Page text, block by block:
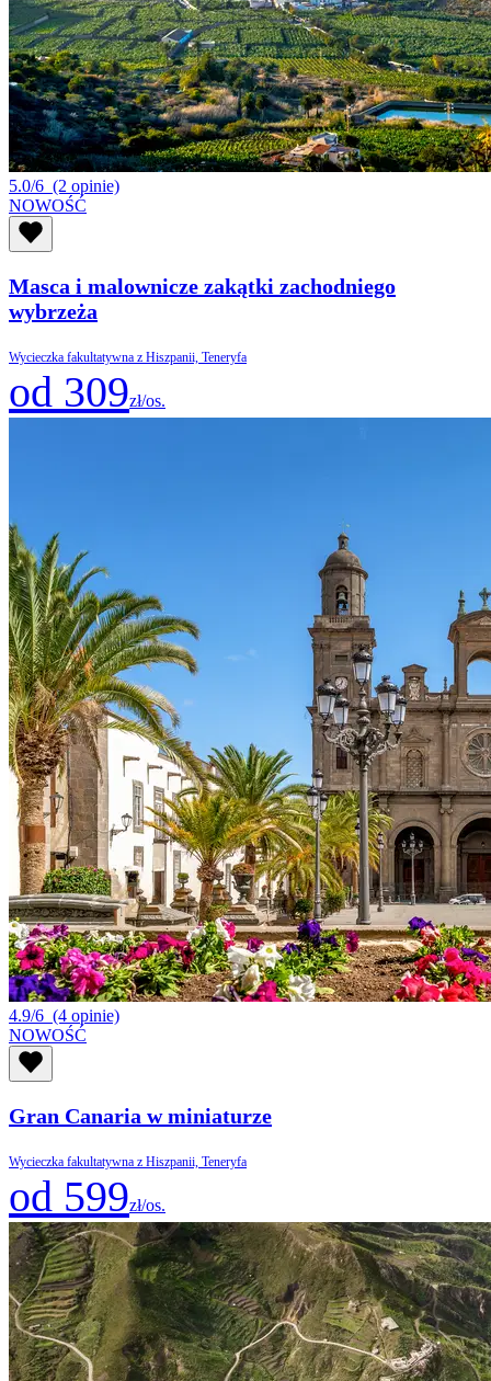
5.0/6 (2 opinie)
NOWOŚĆ
Masca i malownicze zakątki zachodniego
wybrzeża
Wycieczka fakultatywna z Hiszpanii, Teneryfa
od 309zł/os.
4.9/6 (4 opinie)
NOWOŚĆ
Gran Canaria w miniaturze
Wycieczka fakultatywna z Hiszpanii, Teneryfa
od 599zł/os.